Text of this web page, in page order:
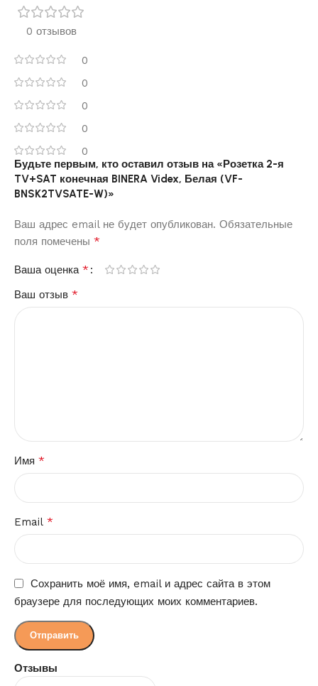
0 отзывов
0
0
0
0
0
Отзывы
Будьте первым, кто оставил отзыв на «Розетка 2-я
TV+SAT конечная BINERA Videx, Белая (VF-
BNSK2TVSATE-W)»
Ваш адрес email не будет опубликован. Обязательные
поля помечены *
Ваша оценка *
Ваш отзыв *
Имя *
Email *
Сохранить моё имя, email и адрес сайта в этом
браузере для последующих моих комментариев.